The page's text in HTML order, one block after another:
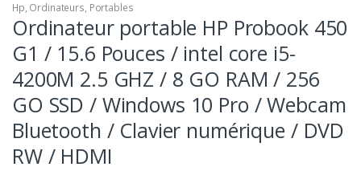
Hp, Ordinateurs, Portables
Ordinateur portable HP Probook 450
G1 / 15.6 Pouces / intel core i5-
4200M 2.5 GHZ / 8 GO RAM / 256
GO SSD / Windows 10 Pro / Webcam
Bluetooth / Clavier numérique / DVD
RW / HDMI